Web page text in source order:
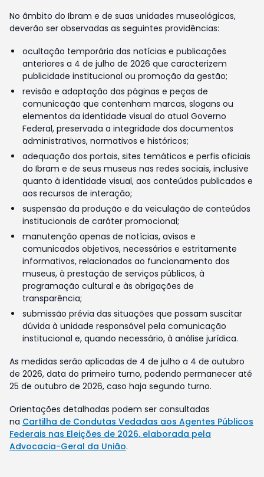
No âmbito do Ibram e de suas unidades museológicas,
deverão ser observadas as seguintes providências:
ocultação temporária das notícias e publicações
anteriores a 4 de julho de 2026 que caracterizem
publicidade institucional ou promoção da gestão;
revisão e adaptação das páginas e peças de
comunicação que contenham marcas, slogans ou
elementos da identidade visual do atual Governo
Federal, preservada a integridade dos documentos
administrativos, normativos e históricos;
adequação dos portais, sites temáticos e perfis oficiais
do Ibram e de seus museus nas redes sociais, inclusive
quanto à identidade visual, aos conteúdos publicados e
aos recursos de interação;
suspensão da produção e da veiculação de conteúdos
institucionais de caráter promocional;
manutenção apenas de notícias, avisos e
comunicados objetivos, necessários e estritamente
informativos, relacionados ao funcionamento dos
museus, à prestação de serviços públicos, à
programação cultural e às obrigações de
transparência;
submissão prévia das situações que possam suscitar
dúvida à unidade responsável pela comunicação
institucional e, quando necessário, à análise jurídica.
As medidas serão aplicadas de 4 de julho a 4 de outubro
de 2026, data do primeiro turno, podendo permanecer até
25 de outubro de 2026, caso haja segundo turno.
Orientações detalhadas podem ser consultadas
na Cartilha de Condutas Vedadas aos Agentes Públicos
Federais nas Eleições de 2026, elaborada pela
Advocacia-Geral da União.